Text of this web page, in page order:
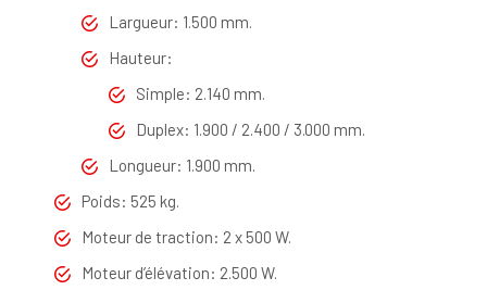
Largueur: 1.500 mm.
Hauteur:
Simple: 2.140 mm.
Duplex: 1.900 / 2.400 / 3.000 mm.
Longueur: 1.900 mm.
Poids: 525 kg.
Moteur de traction: 2 x 500 W.
Moteur d’élévation: 2.500 W.